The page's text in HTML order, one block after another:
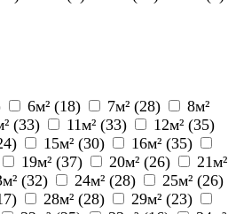
6м² (18) 7м² (28)
8м²
(33) 11м² (33) 12м² (35)
) 15м² (30) 16м² (35)
19м² (37) 20м² (26)
21м²
(32) 24м² (28) 25м² (26)
) 28м² (28) 29м² (23)